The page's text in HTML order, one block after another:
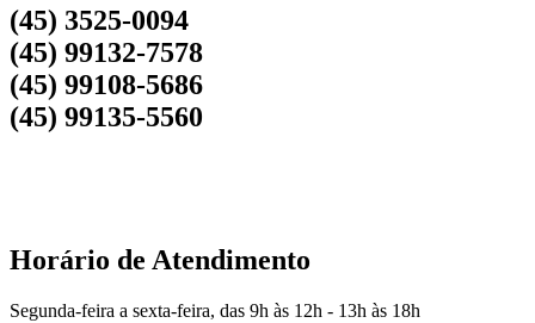
(45) 3525-0094
(45) 99132-7578
(45) 99108-5686
(45) 99135-5560
Horário de Atendimento
Segunda-feira a sexta-feira, das 9h às 12h - 13h às 18h